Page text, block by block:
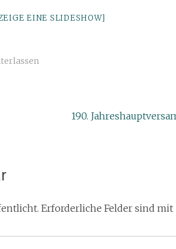
EINE SLIDESHOW]
190.
Erforderliche Felder sind mit